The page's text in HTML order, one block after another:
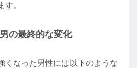
。
の最終的な変化
くなった男性には以下のような